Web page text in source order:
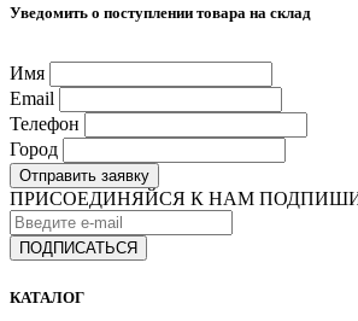
Уведомить о поступлении товара на склад
Имя
Email
Телефон
Город
Отправить заявку
ПРИСОЕДИНЯЙСЯ К НАМ
КАТАЛОГ